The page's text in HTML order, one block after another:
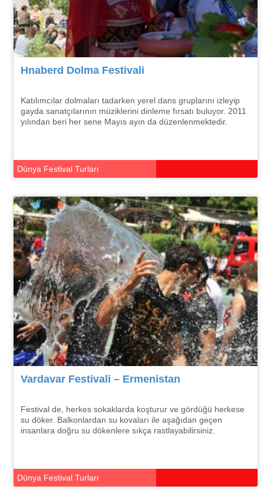
Hnaberd Dolma Festivali
Katılımcılar dolmaları tadarken yerel dans gruplarını izleyip
gayda sanatçılarının müziklerini dinleme fırsatı buluyor. 2011
yılından beri her sene Mayıs ayın da düzenlenmektedir.
Dünya Festival Turları
Vardavar Festivali – Ermenistan
Festival de, herkes sokaklarda koşturur ve gördüğü herkese
su döker. Balkonlardan su kovaları ile aşağıdan geçen
insanlara doğru su dökenlere sıkça rastlayabilirsiniz.
Dünya Festival Turları